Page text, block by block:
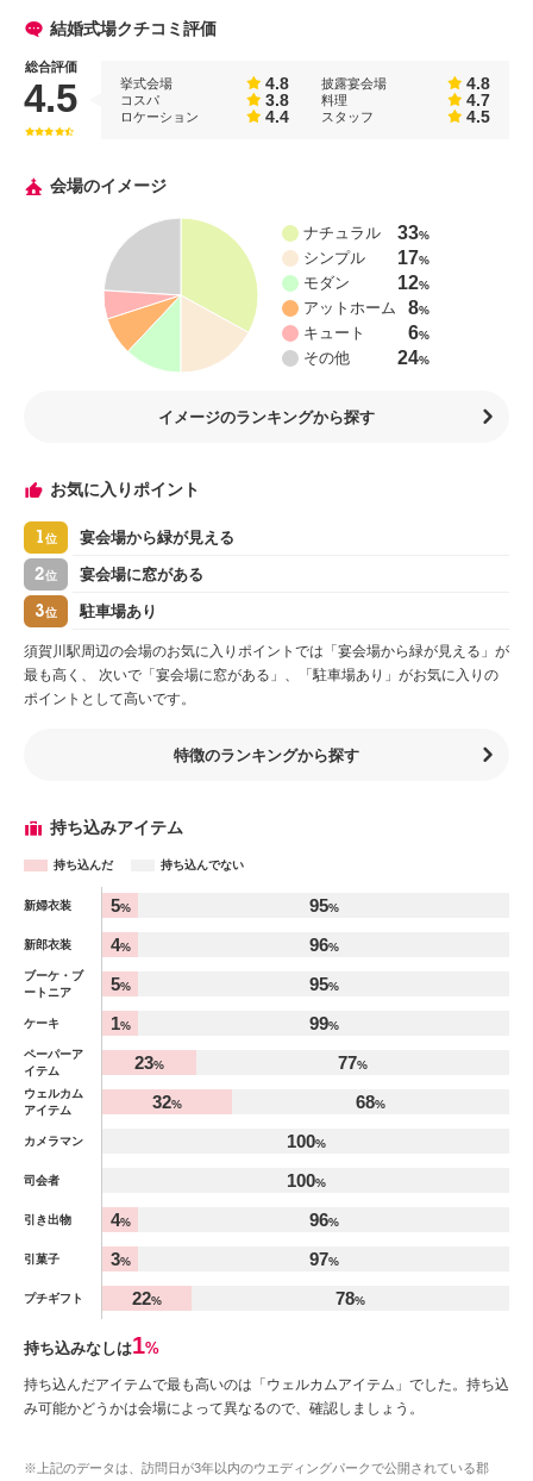
結婚式場クチコミ評価
総合評価
4.5 挙式会場 4.8 披露宴会場 4.8
コスパ 3.8 料理 4.7
ロケーション 4.4 スタッフ 4.5
会場のイメージ
ナチュラル 33%
シンプル 17%
モダン 12%
アットホーム 8%
キュート 6%
その他 24%
イメージのランキングから探す
お気に入りポイント
1位 宴会場から緑が見える
2位 宴会場に窓がある
3位 駐車場あり
須賀川駅周辺の会場のお気に入りポイントでは「宴会場から緑が見える」が
最も高く、 次いで「宴会場に窓がある」、「駐車場あり」がお気に入りの
ポイントとして高いです。
特徴のランキングから探す
持ち込みアイテム
持ち込んだ 持ち込んでない
アイテム
%
新婦衣装 5% 95%
新郎衣装 4% 96%
ブーケ・ブ
ートニア
5% 95%
ケーキ 1% 99%
ペーパーア
イテム
23% 77%
ウェルカム
アイテム
32% 68%
カメラマン 100%
司会者 100%
引き出物 4% 96%
引菓子 3% 97%
プチギフト 22% 78%
持ち込みなしは1%
持ち込んだアイテムで最も高いのは「ウェルカムアイテム」でした。持ち込
み可能かどうかは会場によって異なるので、確認しましょう。
※上記のデータは、訪問日が3年以内のウエディングパークで公開されている郡